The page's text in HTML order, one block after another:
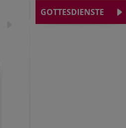
GOTTESDIENSTE